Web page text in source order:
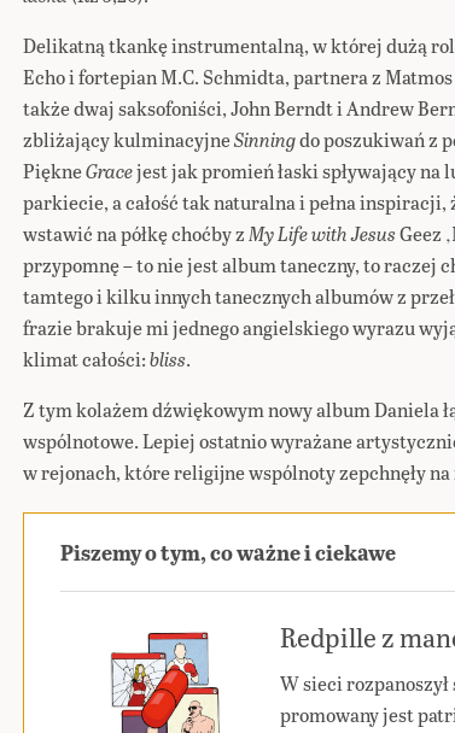
Delikatną tkankę instrumentalną, w której dużą
Echo i fortepian M.C. Schmidta, partnera z
także dwaj saksofoniści, John Berndt i Andrew
zbliżający kulminacyjneSinningdo poszukiwań z
PiękneGracejest jak promień łaski spływający na
parkiecie, a całość tak naturalna i pełna inspiracji,
wstawić na półkę choćby zMy Life with JesusGeez
przypomnę – to nie jest album taneczny, to raczej
tamtego i kilku innych tanecznych albumów z
frazie brakuje mi jednego angielskiego wyrazu
klimat całości:bliss.
Z tym kolażem dźwiękowym nowy album Daniela
wspólnotowe. Lepiej ostatnio wyrażane
w rejonach, które religijne wspólnoty zepchnęły
Piszemy o tym, co ważne i ciekawe
Redpille z
W sieci
promowany jest